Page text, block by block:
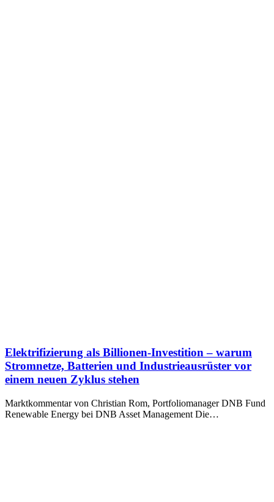
Elektrifizierung als Billionen-Investition – warum
Stromnetze, Batterien und Industrieausrüster vor
einem neuen Zyklus stehen
Marktkommentar von Christian Rom, Portfoliomanager DNB Fund
Renewable Energy bei DNB Asset Management Die…